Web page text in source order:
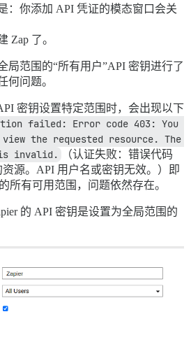
：你添加 API 凭证的模态窗口会关
Zap 了。
局范围的“所有用户”API 密钥进行了
何问题。
密钥设置特定范围时，会出现以下
failed: Error code 403: You
the requested resource. The
is invalid.
（认证失败：错误代码
源。API 用户名或密钥无效。）即
所有可用范围，问题依然存在。
的 API 密钥是设置为全局范围的